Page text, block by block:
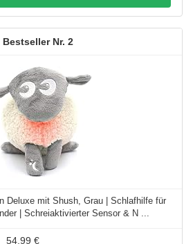
2
Deluxe mit Shush, Grau | Schlafhilfe für
| Schreiaktivierter Sensor & N ...
54,99 €